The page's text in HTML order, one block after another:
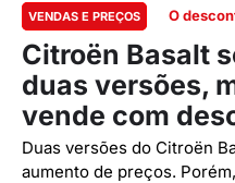
VENDAS E PREÇOS O
Citroën Basalt
duas versões,
vende com
Duas versões do Citroën
aumento de preços.